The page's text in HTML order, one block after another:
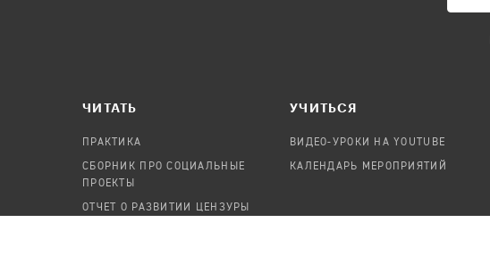
ЧИТАТЬ
ПРАКТИКА
СБОРНИК ПРО СОЦИАЛЬНЫЕ
ПРОЕКТЫ
ОТЧЕТ О РАЗВИТИИ ЦЕНЗУРЫ
УЧИТЬСЯ
ВИДЕО-УРОКИ НА YOUTUBE
КАЛЕНДАРЬ МЕРОПРИЯТИЙ